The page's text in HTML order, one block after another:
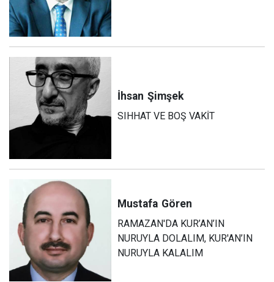
İhsan Şimşek
SIHHAT VE BOŞ VAKİT
Mustafa Gören
RAMAZAN'DA KUR’AN’IN
NURUYLA DOLALIM, KUR'AN’IN
NURUYLA KALALIM